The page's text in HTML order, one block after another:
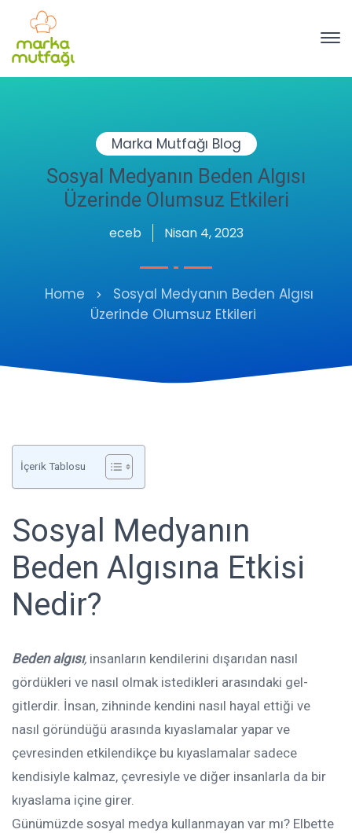
Marka Mutfağı Blog
Sosyal Medyanın Beden Algısı
Üzerinde Olumsuz Etkileri
eceb Nisan 4, 2023
Home
Sosyal Medyanın Beden Algısı
Üzerinde Olumsuz Etkileri
İçerik Tablosu
Sosyal Medyanın
Beden Algısına Etkisi
Nedir?
Beden algısı, insanların kendilerini dışarıdan nasıl
gördükleri ve nasıl olmak istedikleri arasındaki gel-
gitlerdir. İnsan, zihninde kendini nasıl hayal ettiği ve
nasıl göründüğü arasında kıyaslamalar yapar ve
çevresinden etkilendikçe bu kıyaslamalar sadece
kendisiyle kalmaz, çevresiyle ve diğer insanlarla da bir
kıyaslama içine girer.
Günümüzde sosyal medya kullanmayan var mı? Elbette